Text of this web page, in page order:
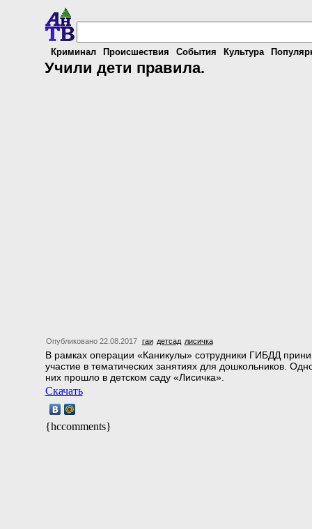
Криминал Происшествия События Культура
Учили дети правила.
Опубликовано 22.08.2017 гаи детсад лисичка
В рамках операции «Каникулы» сотрудники ГИБДД
участие в тематических занятиях для дошкольников.
них прошло в детском саду «Лисичка».
Скачать
{hccomments}